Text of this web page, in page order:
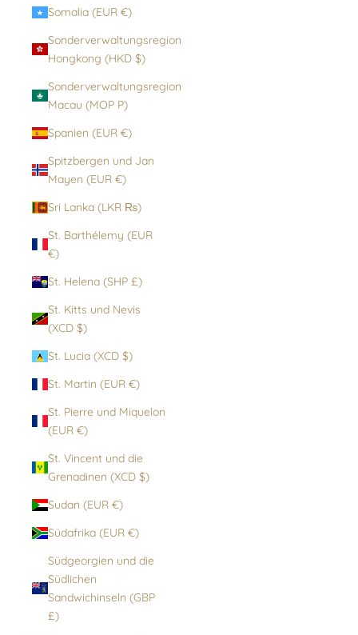
Somalia (EUR €)
Sonderverwaltungsregion
Hongkong (HKD $)
Sonderverwaltungsregion
Macau (MOP P)
Spanien (EUR €)
Spitzbergen und Jan
Mayen (EUR €)
Sri Lanka (LKR ₨)
St. Barthélemy (EUR
€)
St. Helena (SHP £)
St. Kitts und Nevis
(XCD $)
St. Lucia (XCD $)
St. Martin (EUR €)
St. Pierre und Miquelon
(EUR €)
St. Vincent und die
Grenadinen (XCD $)
Sudan (EUR €)
Südafrika (EUR €)
Südgeorgien und die
Südlichen
Sandwichinseln (GBP
£)